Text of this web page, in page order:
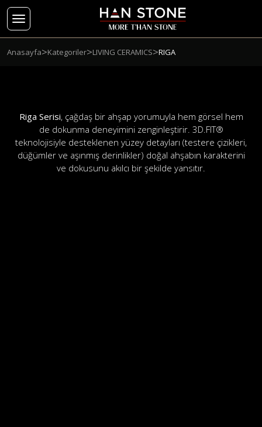
Anasayfa>Kategoriler>LIVING CERAMICS>RIGA
Riga Serisi, çağdaş bir ahşap yorumuyla hem görsel hem
de dokunma deneyimini zenginleştirir. 3D.FIT®
teknolojisiyle desteklenen yüzey detayları (testere çizikleri,
düğümler ve aşınmış derinlikler) doğal ahşabın karakterini
ve dokusunu akılcı bir şekilde yansıtır.